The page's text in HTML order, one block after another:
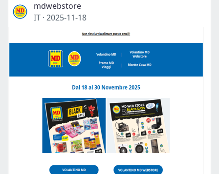
mdwebstore
IT · 2025-11-18